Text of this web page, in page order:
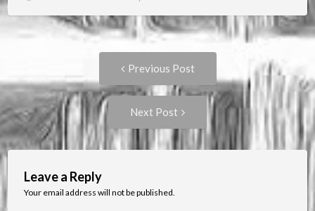
navigation
Previous Post
post:
Next Post
Next
Post:
Leave a Reply
Your email address will not be published.